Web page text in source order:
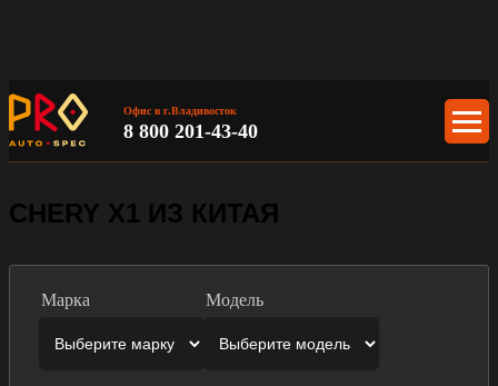
Офис в г.Владивосток
8 800 201-43-40
CHERY X1 ИЗ КИТАЯ
Марка Модель